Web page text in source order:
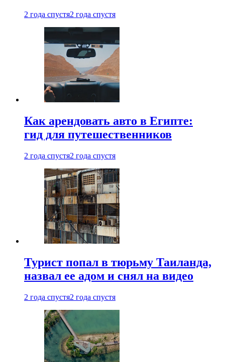
2 года спустя2 года спустя
Как арендовать авто в Египте:
гид для путешественников
2 года спустя2 года спустя
Турист попал в тюрьму Таиланда,
назвал ее адом и снял на видео
2 года спустя2 года спустя